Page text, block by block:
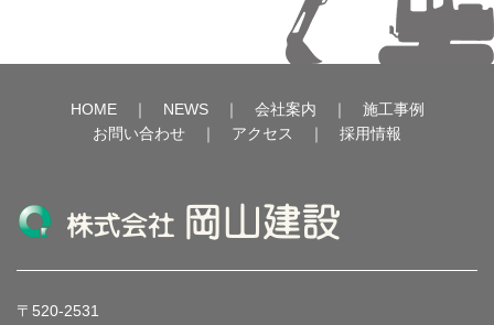
HOME｜ NEWS｜ 会社案内 ｜ 施工事例
お問い合わせ ｜ アクセス ｜ 採用情報
〒520-2531